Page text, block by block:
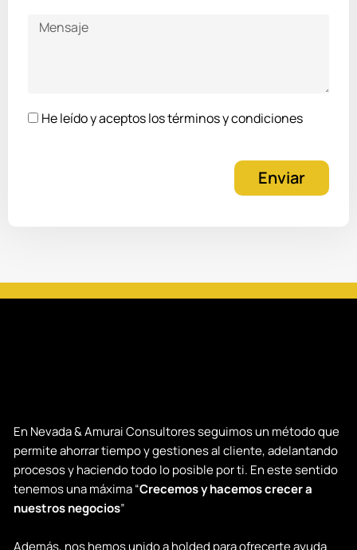
Mensaje
He He leído y aceptos los términos y condiciones
Enviar
En Nevada & Amurai Consultores seguimos un método que
permite ahorrar tiempo y gestiones al cliente, adelantando
procesos y haciendo todo lo posible por ti. En este sentido
tenemos una máxima “Crecemos y hacemos crecer a
nuestros negocios”
Además, nos hemos unido a holded para ofrecerte ayuda